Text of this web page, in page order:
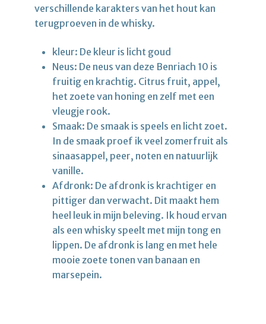
verschillende karakters van het hout kan
terugproeven in de whisky.
kleur: De kleur is licht goud
Neus: De neus van deze Benriach 10 is
fruitig en krachtig. Citrus fruit, appel,
het zoete van honing en zelf met een
vleugje rook.
Smaak: De smaak is speels en licht zoet.
In de smaak proef ik veel zomerfruit als
sinaasappel, peer, noten en natuurlijk
vanille.
Afdronk: De afdronk is krachtiger en
pittiger dan verwacht. Dit maakt hem
heel leuk in mijn beleving. Ik houd ervan
als een whisky speelt met mijn tong en
lippen. De afdronk is lang en met hele
mooie zoete tonen van banaan en
marsepein.